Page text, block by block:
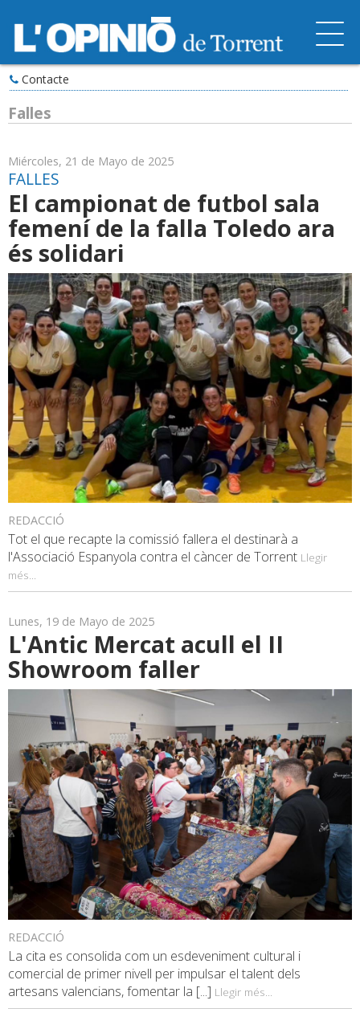
Contacte
Falles
Miércoles, 21 de Mayo de 2025
FALLES
El campionat de futbol sala
femení de la falla Toledo ara
és solidari
REDACCIÓ
Tot el que recapte la comissió fallera el destinarà a
l'Associació Espanyola contra el càncer de Torrent Llegir
més...
Lunes, 19 de Mayo de 2025
L'Antic Mercat acull el II
Showroom faller
REDACCIÓ
La cita es consolida com un esdeveniment cultural i
comercial de primer nivell per impulsar el talent dels
artesans valencians, fomentar la [...] Llegir més...